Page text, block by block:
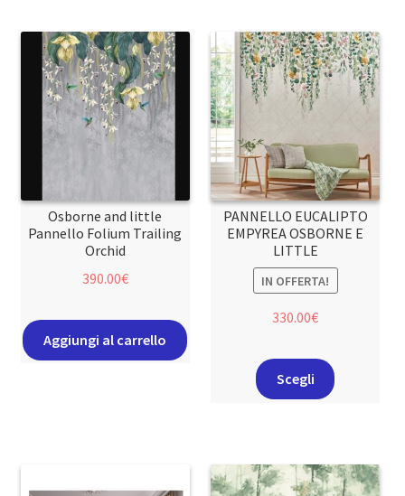
Osborne and little
Pannello Folium Trailing
Orchid
390.00€
Aggiungi al carrello
PANNELLO EUCALIPTO
EMPYREA OSBORNE E
LITTLE
IN OFFERTA!
330.00€
Scegli